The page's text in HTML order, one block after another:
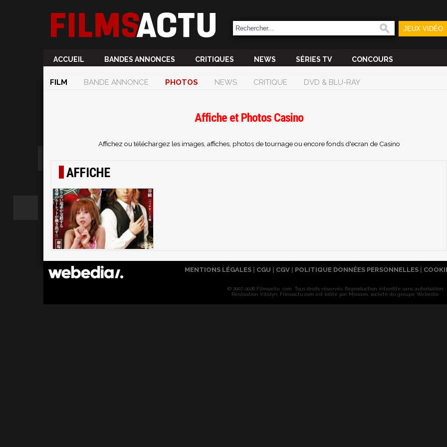
JEUX VIDÉO
ACCUEIL BANDES ANNONCES CRITIQUES NEWS SÉRIES TV CONCOURS
FILM BANDE ANNONCE PHOTOS NEWS CRITIQUE DVD & BLU-RAY
Affiche et Photos Casino
Affichez ou téléchargez les images, affiches, photos de tournage ou encore fonds d'ecran de Casino
AFFICHE
MENTIONS LÉGALES CGU CGV POLITIQUE DONNÉES PERSONNELLES
© 2007-2026 Filmsactu .com. Tous droits réservés. Reproduction interdite sans autorisation.
Réalisation Vitalyn . Filmsactu .com est édité par Mixicom, société du groupe Webedia.